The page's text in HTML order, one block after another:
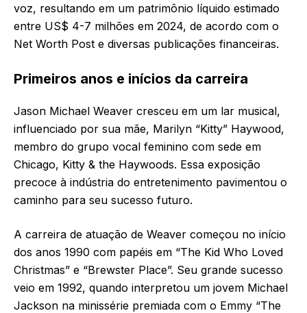
voz, resultando em um patrimônio líquido estimado
entre US$ 4-7 milhões em 2024, de acordo com o
Net Worth Post e diversas publicações financeiras.
Primeiros anos e inícios da carreira
Jason Michael Weaver cresceu em um lar musical,
influenciado por sua mãe, Marilyn “Kitty” Haywood,
membro do grupo vocal feminino com sede em
Chicago, Kitty & the Haywoods. Essa exposição
precoce à indústria do entretenimento pavimentou o
caminho para seu sucesso futuro.
A carreira de atuação de Weaver começou no início
dos anos 1990 com papéis em “The Kid Who Loved
Christmas” e “Brewster Place”. Seu grande sucesso
veio em 1992, quando interpretou um jovem Michael
Jackson na minissérie premiada com o Emmy “The